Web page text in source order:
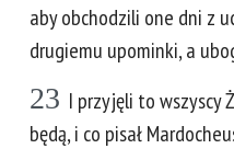
aby obchodzili one dni z
drugiemu upominki, a
23 I przyjęli to wszyscy
będą, i co pisał